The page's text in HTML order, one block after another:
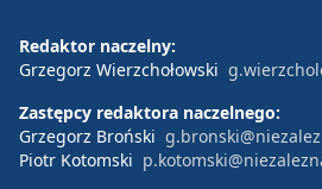
Redaktor naczelny:
Grzegorz Wierzchołowski
Zastępcy redaktora naczelnego:
Grzegorz Broński
Piotr Kotomski